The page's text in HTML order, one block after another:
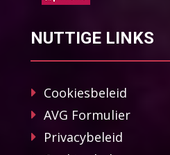
NUTTIGE LINKS
Cookiesbeleid
AVG Formulier
Privacybeleid